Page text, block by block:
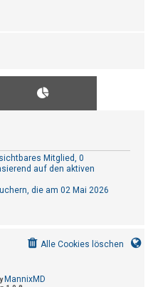
Mitglied, 0
auf den aktiven
die am 02 Mai 2026
Alle Cookies löschen
MannixMD